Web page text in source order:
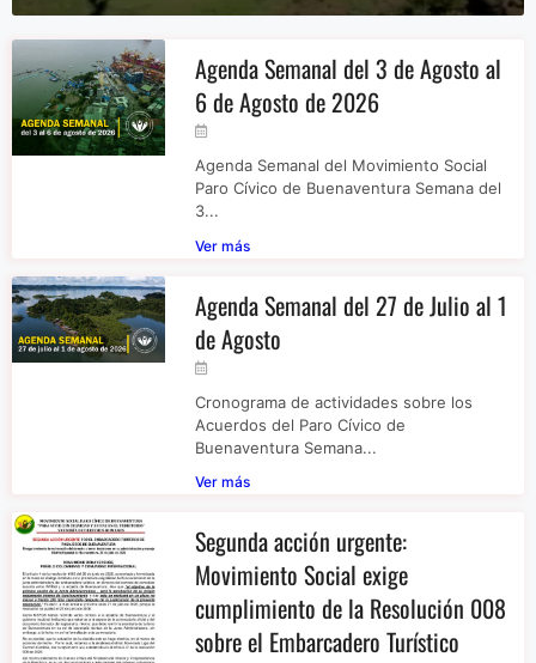
Agenda Semanal del 3 de Agosto al
6 de Agosto de 2026
Agenda Semanal del Movimiento Social
Paro Cívico de Buenaventura Semana del
3...
Ver más
Agenda Semanal del 27 de Julio al 1
de Agosto
Cronograma de actividades sobre los
Acuerdos del Paro Cívico de
Buenaventura Semana...
Ver más
Segunda acción urgente:
Movimiento Social exige
cumplimiento de la Resolución 008
sobre el Embarcadero Turístico